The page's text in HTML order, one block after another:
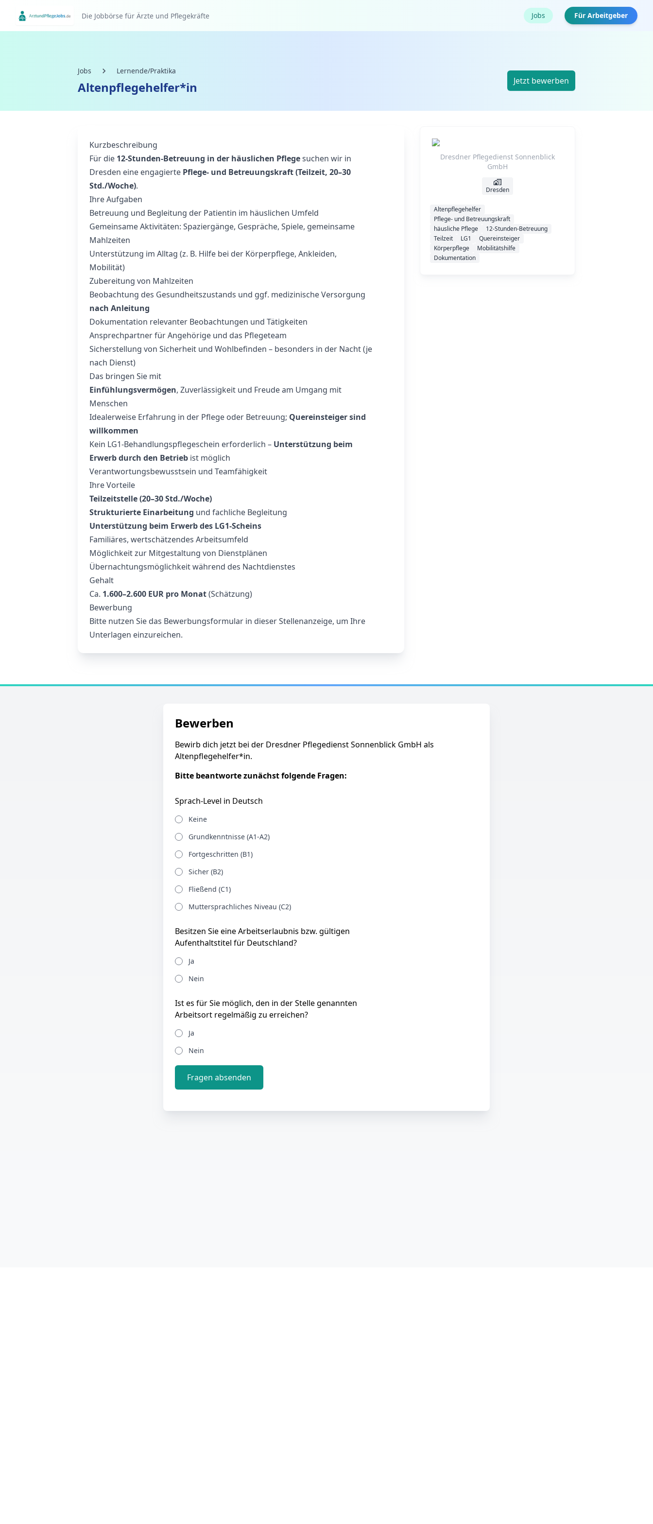
Die Jobbörse für Ärzte und Pflegekräfte Jobs Für Arbeitgeber
Jobs Lernende/Praktika
Altenpflegehelfer*in Jetzt bewerben
Kurzbeschreibung
Für die 12‑Stunden‑Betreuung in der häuslichen Pflegesuchen wir in
Dresden eine engagierte Pflege- und Betreuungskraft (Teilzeit, 20–30
Std./Woche).
Ihre Aufgaben
Betreuung und Begleitung der Patientin im häuslichen Umfeld
Gemeinsame Aktivitäten: Spaziergänge, Gespräche, Spiele, gemeinsame
Mahlzeiten
Unterstützung im Alltag (z. B. Hilfe bei der Körperpflege, Ankleiden,
Mobilität)
Zubereitung von Mahlzeiten
Beobachtung des Gesundheitszustands und ggf. medizinische Versorgung
nach Anleitung
Dokumentation relevanter Beobachtungen und Tätigkeiten
Ansprechpartner für Angehörige und das Pflegeteam
Sicherstellung von Sicherheit und Wohlbefinden – besonders in der Nacht (je
nach Dienst)
Das bringen Sie mit
Einfühlungsvermögen, Zuverlässigkeit und Freude am Umgang mit
Menschen
Idealerweise Erfahrung in der Pflege oder Betreuung; Quereinsteiger sind
willkommen
Kein LG1‑Behandlungspflegeschein erforderlich – Unterstützung beim
Erwerb durch den Betrieb ist möglich
Verantwortungsbewusstsein und Teamfähigkeit
Ihre Vorteile
Teilzeitstelle (20–30 Std./Woche)
Strukturierte Einarbeitung und fachliche Begleitung
Unterstützung beim Erwerb des LG1‑Scheins
Familiäres, wertschätzendes Arbeitsumfeld
Möglichkeit zur Mitgestaltung von Dienstplänen
Übernachtungsmöglichkeit während des Nachtdienstes
Gehalt
Ca. 1.600–2.600 EUR pro Monat(Schätzung)
Bewerbung
Bitte nutzen Sie das Bewerbungsformular in dieser Stellenanzeige, um Ihre
Unterlagen einzureichen.
Dresdner Pflegedienst Sonnenblick
GmbH
Dresden
Altenpflegehelfer
Pflege- und Betreuungskraft
häusliche Pflege
12-Stunden-Betreuung
Teilzeit
LG1
Quereinsteiger
Körperpflege
Mobilitätshilfe
Dokumentation
Bewerben
Bewirb dich jetzt bei der Dresdner Pflegedienst Sonnenblick GmbH als
Altenpflegehelfer*in.
Bitte beantworte zunächst folgende Fragen:
Sprach-Level in Deutsch
Keine
Grundkenntnisse (A1-A2)
Fortgeschritten (B1)
Sicher (B2)
Fließend (C1)
Muttersprachliches Niveau (C2)
Besitzen Sie eine Arbeitserlaubnis bzw. gültigen
Aufenthaltstitel für Deutschland?
Ja
Nein
Ist es für Sie möglich, den in der Stelle genannten
Arbeitsort regelmäßig zu erreichen?
Ja
Nein
Fragen absenden